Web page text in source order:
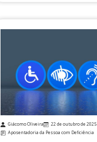
Giácomo Oliveira
22 de outubro de 2025
Aposentadoria da Pessoa com Deficiência